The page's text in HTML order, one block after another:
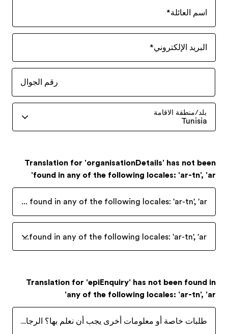
اسم العائلة*
البريد الإلكتروني*
رقم الجوال
بلد/منطقة الاقامة
Tunisia
Translation for 'organisationDetails' has not been
found in any of the following locales: 'ar-tn', 'ar'
been found in any of the following locales: 'ar-tn', 'ar'
been found in any of the following locales: 'ar-tn', 'ar'
Translation for 'epiEnquiry' has not been found in
any of the following locales: 'ar-tn', 'ar'
طلبات خاصة أو معلومات أخرى يجب أن نعلم بها؟ الرجاء